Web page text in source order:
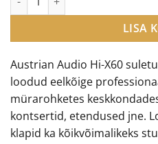
Austrian Audio Hi-X60
loodud eelkõige
mürarohketes
kontsertid, etendused jne.
klapid ka kõikvõimalikeks
LISA